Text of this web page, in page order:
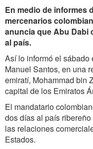
En medio de informes
mercenarios
anuncia que Abu Dabi
al país.
Así lo informó el
Manuel Santos, en una
emiratí, Mohammad bin
capital de los Emiratos
El mandatario
dos días al país
las relaciones
Estados.